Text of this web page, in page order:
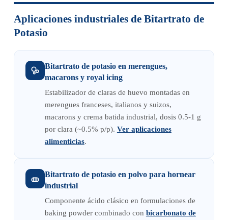
Aplicaciones industriales de Bitartrato de
Potasio
Bitartrato de potasio en merengues,
macarons y royal icing
Estabilizador de claras de huevo montadas en
merengues franceses, italianos y suizos,
macarons y crema batida industrial, dosis 0.5-1 g
por clara (~0.5% p/p). Ver aplicaciones
alimenticias.
Bitartrato de potasio en polvo para hornear
industrial
Componente ácido clásico en formulaciones de
baking powder combinado con bicarbonato de